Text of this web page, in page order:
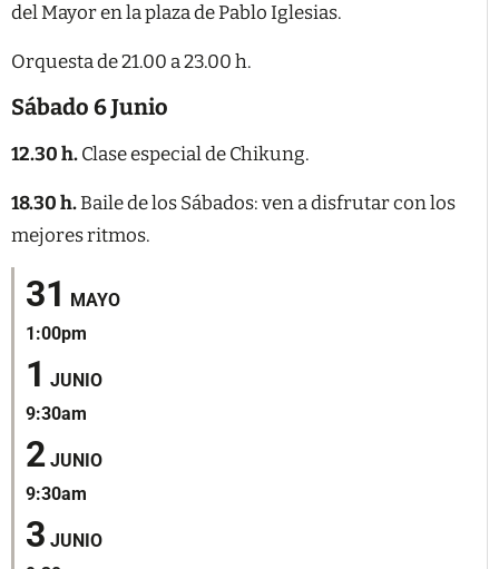
del Mayor en la plaza de Pablo Iglesias.
Orquesta de 21.00 a 23.00 h.
Sábado 6 Junio
12.30 h.Clase especial de Chikung.
18.30 h.Baile de los Sábados: ven a disfrutar con los
mejores ritmos.
31 MAYO
1:00pm
1 JUNIO
9:30am
2 JUNIO
9:30am
3 JUNIO